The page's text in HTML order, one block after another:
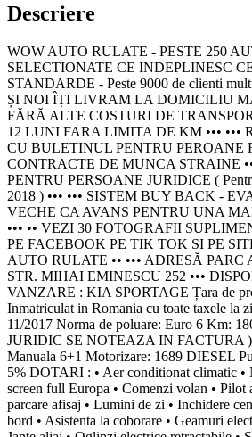
Descriere
WOW AUTO RULATE - PESTE 250
SELECTIONATE CE INDEPLINESC
STANDARDE - Peste 9000 de clienti
ȘI NOI ÎȚI LIVRAM LA DOMICILIU
FĂRĂ ALTE COSTURI DE
12 LUNI FARA LIMITA DE KM ••• •••
CU BULETINUL PENTRU PEROANE
CONTRACTE DE MUNCA STRAINE
PENTRU PERSOANE JURIDICE (
2018 ) ••• ••• SISTEM BUY BACK -
VECHE CA AVANS PENTRU UNA
••• •• VEZI 30 FOTOGRAFII
PE FACEBOOK PE TIK TOK SI PE
AUTO RULATE •• ••• ADRESĂ
STR. MIHAI EMINESCU 252 •••
VANZARE : KIA SPORTAGE Țara de
Inmatriculat in Romania cu toate taxele la
11/2017 Norma de poluare: Euro 6 Km:
JURIDIC SE NOTEAZA IN FACTURA )
Manuala 6+1 Motorizare: 1689 DIESEL
5% DOTARI : • Aer conditionat climatic •
screen full Europa • Comenzi volan • Pilot
parcare afisaj • Lumini de zi • Inchidere
bord • Asistenta la coborare • Geamuri